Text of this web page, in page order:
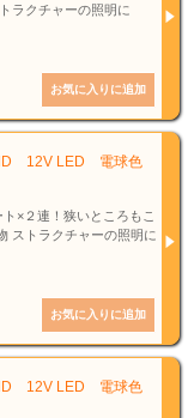
ラクチャーの照明に
12V LED 電球色
×２連！狭いところもこ
ストラクチャーの照明に
12V LED 電球色